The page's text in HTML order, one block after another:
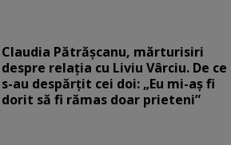
Claudia Pătrășcanu, mărturisiri
despre relația cu Liviu Vârciu. De ce
s-au despărțit cei doi: „Eu mi-aș fi
dorit să fi rămas doar prieteni”